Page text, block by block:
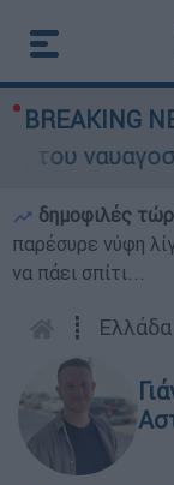
BREAKING
δημοφιλές
παρέσυρε νύφη
να πάει σπίτι...
┋ Ελλάδα